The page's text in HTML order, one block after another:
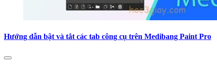
Hướng dẫn bật và tắt các tab công cụ trên Medibang Paint Pro